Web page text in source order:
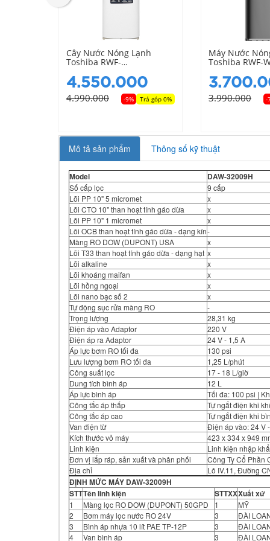
Cây Nước Nóng Lạnh
Toshiba RWF-
Làm Mát
4.550.000
4.990.000 -9% Trả góp 0%
Máy Nước
Toshiba RWF-
3.990.000 -
Mô tả sản phẩm Thông số kỹ thuật
Model DAW-32009H
Số cấp lọc
9 cấp
Lõi PP 10" 5 micromet
x
Lõi CTO 10" than hoạt tính gáo dừa
x
Lõi PP 10" 1 micromet
x
Lõi OCB than hoạt tính gáo dừa - dạng kín-
Màng RO DOW (DUPONT) USA
x
Lõi T33 than hoạt tính gáo dừa - dạng hạt x
Lõi alkaline
x
Lõi khoáng maifan
x
Lõi hồng ngoại
x
Lõi nano bạc số 2
x
Tự động sục rửa màng RO
-
Trọng lượng
28,31 kg
Điện áp vào Adaptor
220 V
Điện áp ra Adaptor
24 V - 1,5 A
Áp lực bơm RO tối đa
130 psi
Lưu lượng bơm RO tối đa
1,25 L/phút
Công suất lọc
17 - 18 L/giờ
Dung tích bình áp
12 L
Áp lực bình áp
Tối đa: 100 psi |
Công tắc áp thấp
Tự ngắt điện khi
Công tắc áp cao
Tự ngắt điện khi
Van điện từ
Điện áp vào: 24 V
Kích thước vỏ máy
423 x 334 x 949
Linh kiện
Linh kiện nhập
Đơn vị lắp ráp, sản xuất và phân phối
Công Ty Cổ Phần
Địa chỉ
Lô IV.11, Đường
ĐỊNH MỨC MÁY DAW-32009H
STTTên linh kiện STTXXXuất xứ
1 Màng lọc RO DOW (DUPONT) 50GPD 1
MỸ
2
Bơm máy lọc nước RO 24V 3
ĐÀI
3
Bình áp nhựa 10 lít PAE TP-12P 3
ĐÀI
4
Van bình áp 3
ĐÀI